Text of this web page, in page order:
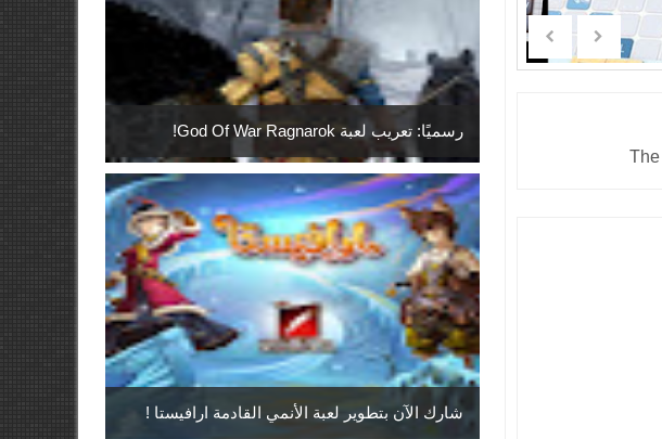
رسميًا: تعريب لعبة God Of War Ragnarok!
شارك الآن بتطوير لعبة الأنمي القادمة ارافيستا !